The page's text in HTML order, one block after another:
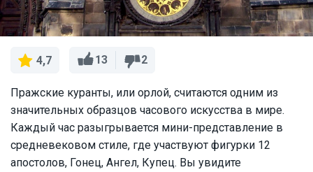
4,7 13 2
Пражские куранты, или орлой, считаются одним из
значительных образцов часового искусства в мире.
Каждый час разыгрывается мини-представление в
средневековом стиле, где участвуют фигурки 12
апостолов, Гонец, Ангел, Купец. Вы увидите